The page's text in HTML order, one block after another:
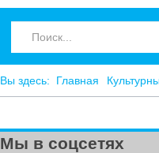
Вы здесь: Главная
Мы в соцсетях